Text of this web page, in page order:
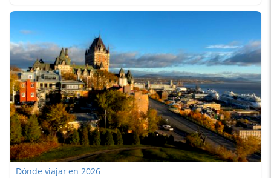
Dónde viajar en 2026